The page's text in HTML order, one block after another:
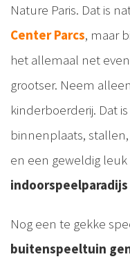
Nature Paris. Dat is
Center Parcs, maar
het allemaal net
grootser. Neem
kinderboerderij. Dat
binnenplaats,
en een geweldig leuk
indoorspeelparadijs
Nog een te gekke
buitenspeeltuin